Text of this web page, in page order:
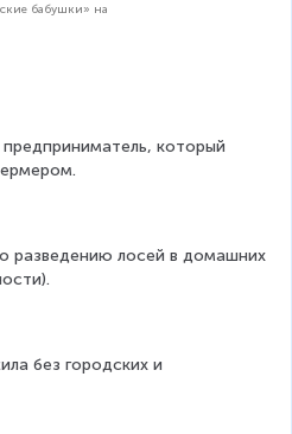
бабушки» на
который
лосей в домашних
без городских и